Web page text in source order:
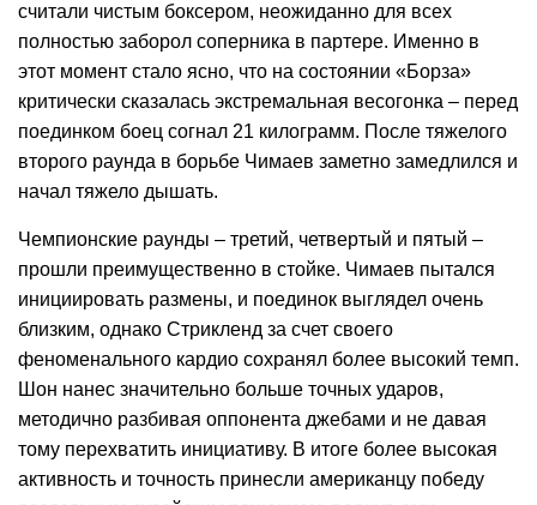
считали чистым боксером, неожиданно для всех
полностью заборол соперника в партере. Именно в
этот момент стало ясно, что на состоянии «Борза»
критически сказалась экстремальная весогонка – перед
поединком боец согнал 21 килограмм. После тяжелого
второго раунда в борьбе Чимаев заметно замедлился и
начал тяжело дышать.
Чемпионские раунды – третий, четвертый и пятый –
прошли преимущественно в стойке. Чимаев пытался
инициировать размены, и поединок выглядел очень
близким, однако Стрикленд за счет своего
феноменального кардио сохранял более высокий темп.
Шон нанес значительно больше точных ударов,
методично разбивая оппонента джебами и не давая
тому перехватить инициативу. В итоге более высокая
активность и точность принесли американцу победу